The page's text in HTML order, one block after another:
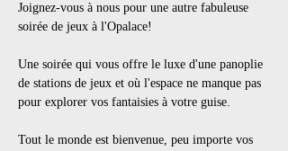
Joignez-vous à nous pour une autre fabuleuse
soirée de jeux à l'Opalace!
Une soirée qui vous offre le luxe d'une panoplie
de stations de jeux et où l'espace ne manque pas
pour explorer vos fantaisies à votre guise.
Tout le monde est bienvenue, peu importe vos